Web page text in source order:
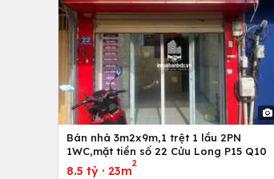
Bán nhà 3m2x9m,1 trệt 1 lầu 2PN
1WC,mặt tiền số 22 Cửu Long P15 Q10
8.5 tỷ · 23m
2